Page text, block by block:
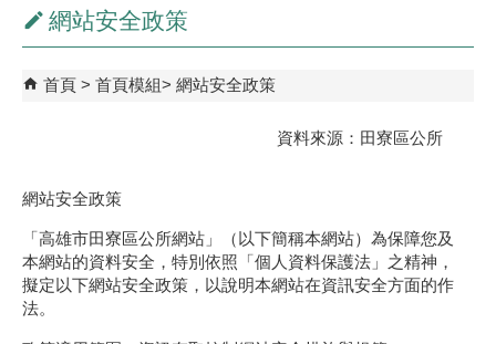
首頁 首頁模組 網站安全政策
「高雄市田寮區公所網站」（以下簡稱本網站）為保障您及
本網站的資料安全，特別依照「個人資料保護法」之精神，
擬定以下網站安全政策，以說明本網站在資訊安全方面的作
法。
政策適用範圍：資訊存取控制網站安全措施與規範